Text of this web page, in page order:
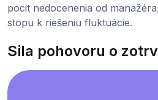
pocit nedocenenia od
stopu k riešeniu fluktuácie.
Sila pohovoru o